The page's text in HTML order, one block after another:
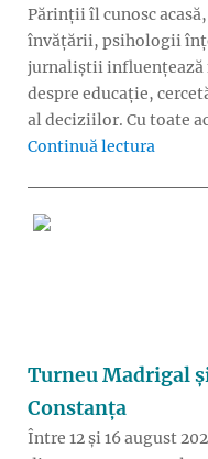
Părinții îl cunosc
învățării, psihologii
jurnaliștii influențează
despre educație,
al deciziilor. Cu toate
Continuă lectura
Turneu Madrigal
Constanța
Între 12 și 16 august